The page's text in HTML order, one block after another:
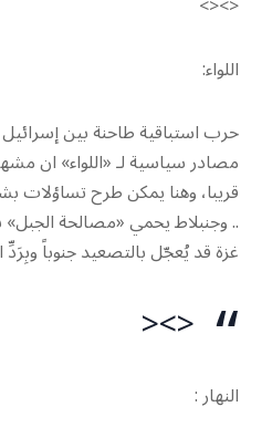
اللواء:
حرب استباقية طاحنة بين إسرائيل وحزب الله: 7 شهداء و100
مصادر سياسية لـ «اللواء» ان
قريبا، وهنا يمكن طرح تساؤلات
.. وجنبلاط يحمي «مصالحة
غزة قد يُعجّل بالتصعيد جنوباً وبِرَدِّ
<><
النهار :